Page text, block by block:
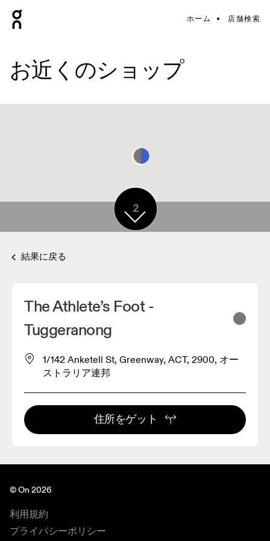
ホーム 店舗検索
お近くのショップ
2
結果に戻る
The Athlete’s Foot -
Tuggeranong
1/142 Anketell St, Greenway, ACT, 2900, オー
ストラリア連邦
住所をゲット
© On 2026
利用規約
プライバシーポリシー